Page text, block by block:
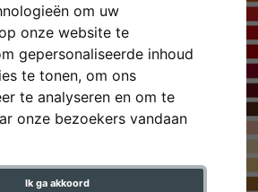
om uw
onze website te
gepersonaliseerde inhoud
te tonen, om ons
te analyseren en om te
onze bezoekers vandaan
Ik ga akkoord